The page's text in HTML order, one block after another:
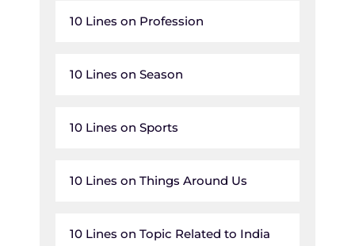
10 Lines on Profession
10 Lines on Season
10 Lines on Sports
10 Lines on Things Around Us
10 Lines on Topic Related to India